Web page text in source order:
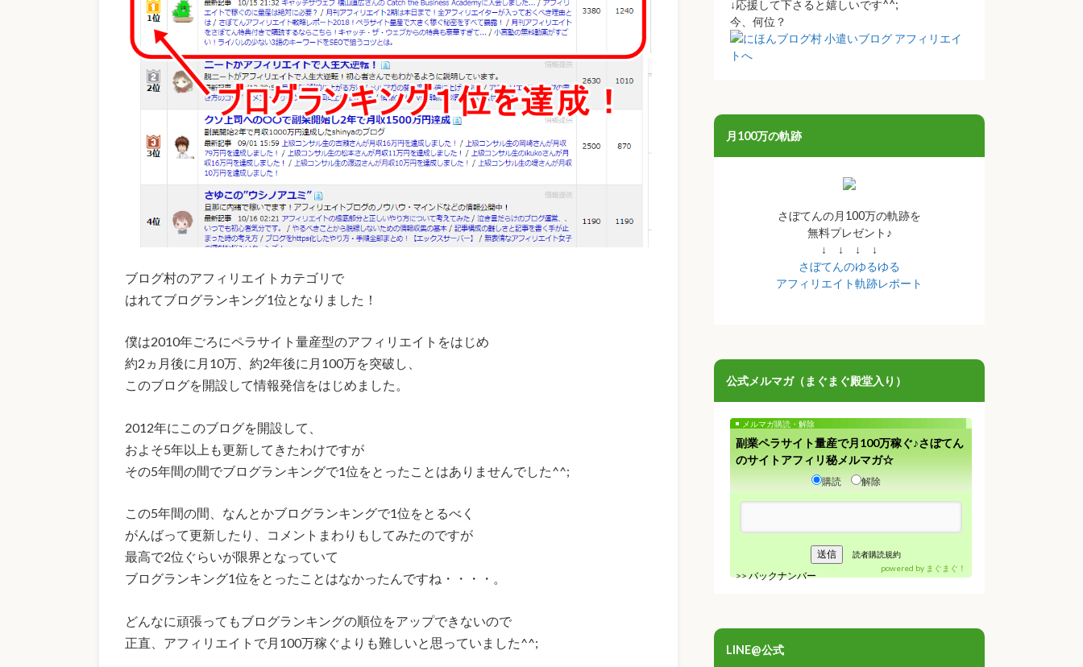
ブログ村のアフィリエイトカテゴリで
はれてブログランキング1位となりました！
僕は2010年ごろにペラサイト量産型のアフィリエイトをはじめ
約2ヵ月後に月10万、約2年後に月100万を突破し、
このブログを開設して情報発信をはじめました。
2012年にこのブログを開設して、
およそ5年以上も更新してきたわけですが
その5年間の間でブログランキングで1位をとったことはありませんでした^^;
この5年間の間、なんとかブログランキングで1位をとるべく
がんばって更新したり、コメントまわりもしてみたのですが
最高で2位ぐらいが限界となっていて
ブログランキング1位をとったことはなかったんですね・・・・。
どんなに頑張ってもブログランキングの順位をアップできないので
正直、アフィリエイトで月100万稼ぐよりも難しいと思っていました^^;
↓応援して下さると嬉しいです^^;
今、何位？
月100万の軌跡
さぼてんの月100万の軌跡を
無料プレゼント♪
↓ ↓ ↓ ↓
さぼてんのゆるゆる
アフィリエイト軌跡レポート
公式メルマガ（まぐまぐ殿堂入り）
メルマガ購読・解除
副業ペラサイト量産で月100万稼ぐ♪さぼてん
のサイトアフィリ秘メルマガ☆
購読 解除
読者購読規約
>>バックナンバー
powered by まぐまぐ！
LINE@公式